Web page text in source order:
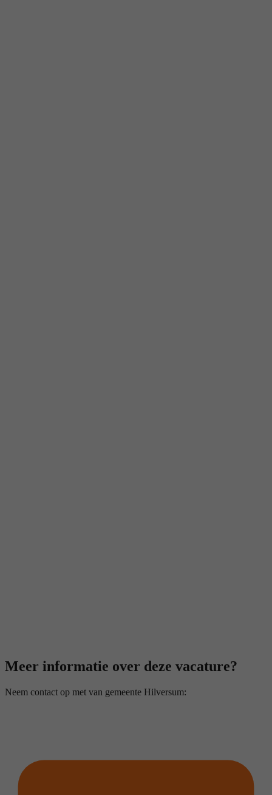
Meer informatie over deze vacature?
Neem contact op met van gemeente Hilversum: